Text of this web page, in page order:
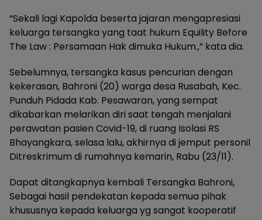
“Sekali lagi Kapolda beserta jajaran mengapresiasi
keluarga tersangka yang taat hukum Equility Before
The Law : Persamaan Hak dimuka Hukum.,” kata dia.
Sebelumnya, tersangka kasus pencurian dengan
kekerasan, Bahroni (20) warga desa Rusabah, Kec.
Punduh Pidada Kab. Pesawaran, yang sempat
dikabarkan melarikan diri saat tengah menjalani
perawatan pasien Covid-19, di ruang Isolasi RS
Bhayangkara, selasa lalu, akhirnya di jemput personil
Ditreskrimum di rumahnya kemarin, Rabu (23/11).
Dapat ditangkapnya kembali Tersangka Bahroni,
Sebagai hasil pendekatan kepada semua pihak
khususnya kepada keluarga yg sangat kooperatif